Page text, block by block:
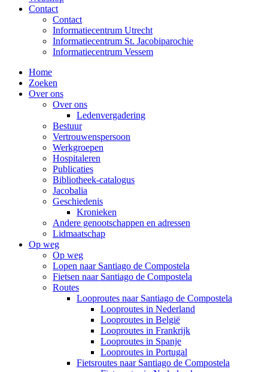
Contact
Contact
Informatiecentrum Utrecht
Informatiecentrum St. Jacobiparochie
Informatiecentrum Vessem
Home
Zoeken
Over ons
Over ons
Ledenvergadering
Bestuur
Vertrouwenspersoon
Werkgroepen
Hospitaleren
Publicaties
Bibliotheek-catalogus
Jacobalia
Geschiedenis
Kronieken
Andere genootschappen en adressen
Lidmaatschap
Op weg
Op weg
Lopen naar Santiago de Compostela
Fietsen naar Santiago de Compostela
Routes
Looproutes naar Santiago de Compostela
Looproutes in Nederland
Looproutes in België
Looproutes in Frankrijk
Looproutes in Spanje
Looproutes in Portugal
Fietsroutes naar Santiago de Compostela